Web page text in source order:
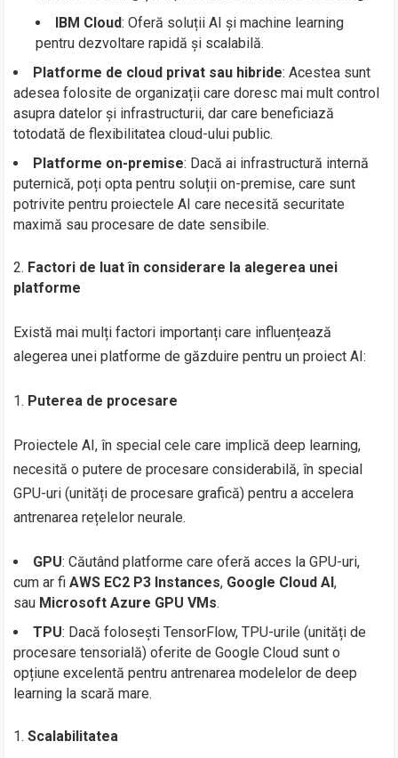
IBM Cloud: Oferă soluții AI și machine learning
pentru dezvoltare rapidă și scalabilă.
Platforme de cloud privat sau hibride: Acestea sunt
adesea folosite de organizații care doresc mai mult control
asupra datelor și infrastructurii, dar care beneficiază
totodată de flexibilitatea cloud-ului public.
Platforme on-premise: Dacă ai infrastructură internă
puternică, poți opta pentru soluții on-premise, care sunt
potrivite pentru proiectele AI care necesită securitate
maximă sau procesare de date sensibile.
Factori de luat în considerare la alegerea unei
platforme
Există mai mulți factori importanți care influențează
alegerea unei platforme de găzduire pentru un proiect AI:
Puterea de procesare
Proiectele AI, în special cele care implică deep learning,
necesită o putere de procesare considerabilă, în special
GPU-uri (unități de procesare grafică) pentru a accelera
antrenarea rețelelor neurale.
GPU: Căutând platforme care oferă acces la GPU-uri,
cum ar fiAWS EC2 P3 Instances, Google Cloud AI,
sau Microsoft Azure GPU VMs.
TPU: Dacă folosești TensorFlow, TPU-urile (unități de
procesare tensorială) oferite de Google Cloud sunt o
opțiune excelentă pentru antrenarea modelelor de deep
learning la scară mare.
Scalabilitatea